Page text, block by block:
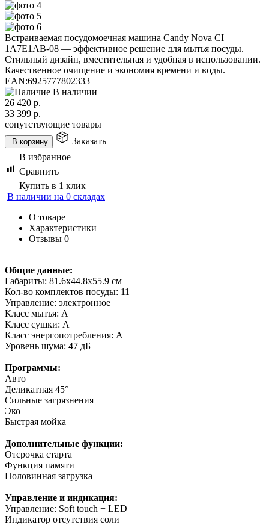
Встраиваемая посудомоечная машина Candy Nova CI
1A7E1AB-08 — эффективное решение для мытья посуды.
Стильный дизайн, вместительная и удобная в использовании.
Качественное очищение и экономия времени и воды.
EAN:6925777802333
В наличии
26 420 р.
33 399 р.
сопутствующие товары
В корзину
Заказать
В избранное
Сравнить
Купить в 1 клик
В наличии на 0 складах
О товаре
Характеристики
Отзывы 0
Общие данные:
Габариты: 81.6x44.8x55.9 см
Кол-во комплектов посуды: 11
Управление: электронное
Класс мытья: A
Класс сушки: A
Класс энергопотребления: A
Уровень шума: 47 дБ
Программы:
Авто
Деликатная 45°
Сильные загрязнения
Эко
Быстрая мойка
Дополнительные функции:
Отсрочка старта
Функция памяти
Половинная загрузка
Управление и индикация:
Управление: Soft touch + LED
Индикатор отсутствия соли